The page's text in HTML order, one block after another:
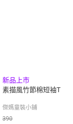
新品上市
素描風竹節棉短袖T
傑媽童裝小鋪
390